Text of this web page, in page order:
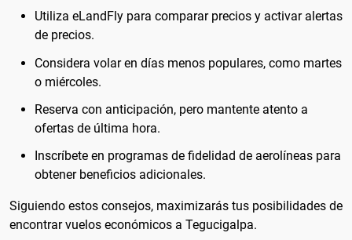
Utiliza eLandFly para comparar precios y activar alertas
de precios.
Considera volar en días menos populares, como martes
o miércoles.
Reserva con anticipación, pero mantente atento a
ofertas de última hora.
Inscríbete en programas de fidelidad de aerolíneas para
obtener beneficios adicionales.
Siguiendo estos consejos, maximizarás tus posibilidades de
encontrar vuelos económicos a Tegucigalpa.